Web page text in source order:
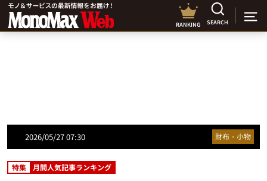
RANKING SEARCH
2026/05/27 07:30 財布・小物
特集 月間人気記事ランキング